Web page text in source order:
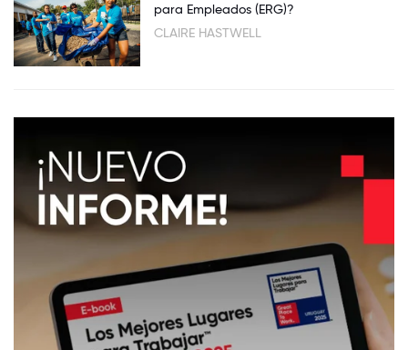
para Empleados (ERG)?
CLAIRE HASTWELL